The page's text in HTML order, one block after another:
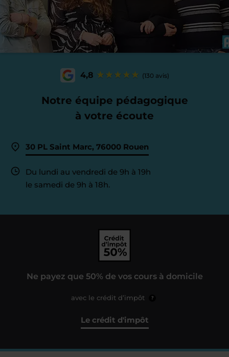
4,8 (130 avis)
Notre équipe pédagogique
à votre écoute
30 PL Saint Marc, 76000 Rouen
Du lundi au vendredi de 9h à 19h
le samedi de 9h à 18h.
Ne payez que 50% de vos cours à domicile
avec le crédit d’impôt ?
Le crédit d'impôt